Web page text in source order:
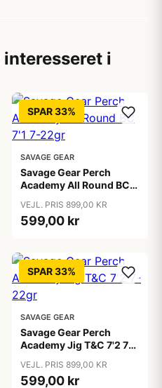
interesseret i
SPAR 33%
SAVAGE GEAR
Savage Gear Perch
Academy All Round BC
VEJL. PRIS 899,00 KR
599,00 kr
SPAR 33%
SAVAGE GEAR
Savage Gear Perch
Academy Jig T&C 7'2 7-
VEJL. PRIS 899,00 KR
599,00 kr